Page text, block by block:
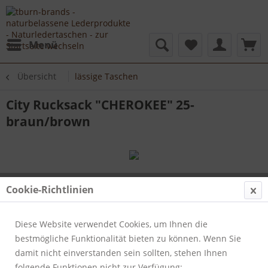
Menü
Übersicht lässige Taschen
City Rucksack "CHEROKEE" 25-
braun/brown
Cookie-Richtlinien
Diese Website verwendet Cookies, um Ihnen die
bestmögliche Funktionalität bieten zu können. Wenn Sie
damit nicht einverstanden sein sollten, stehen Ihnen